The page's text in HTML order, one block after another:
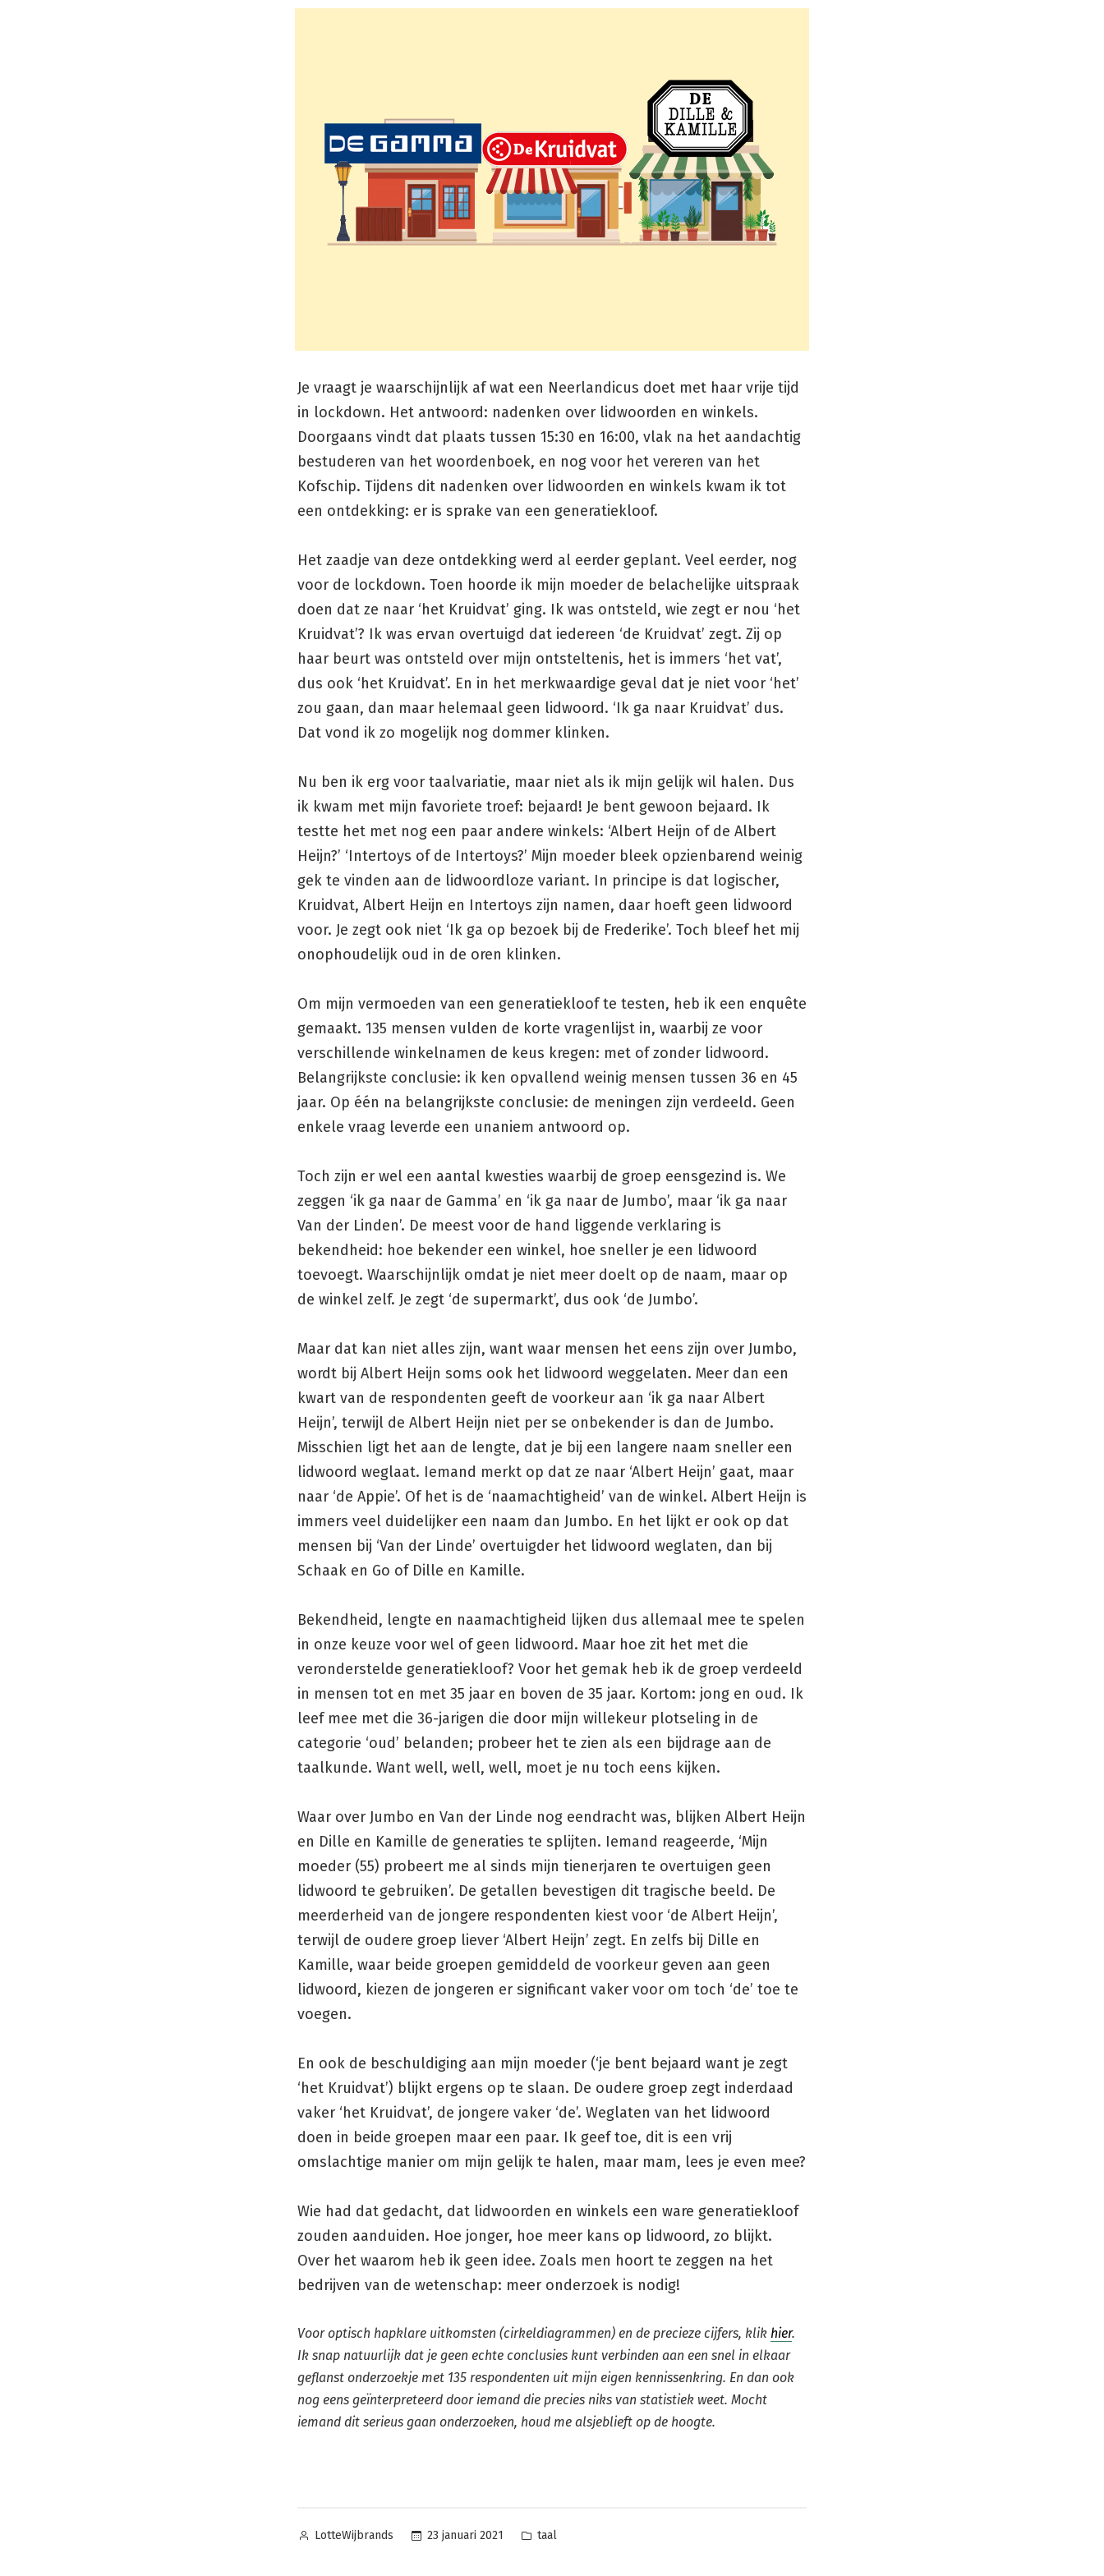
Je vraagt je waarschijnlijk af wat een Neerlandicus doet met haar vrije tijd
in lockdown. Het antwoord: nadenken over lidwoorden en winkels.
Doorgaans vindt dat plaats tussen 15:30 en 16:00, vlak na het aandachtig
bestuderen van het woordenboek, en nog voor het vereren van het
Kofschip. Tijdens dit nadenken over lidwoorden en winkels kwam ik tot
een ontdekking: er is sprake van een generatiekloof.
Het zaadje van deze ontdekking werd al eerder geplant. Veel eerder, nog
voor de lockdown. Toen hoorde ik mijn moeder de belachelijke uitspraak
doen dat ze naar ‘het Kruidvat’ ging. Ik was ontsteld, wie zegt er nou ‘het
Kruidvat’? Ik was ervan overtuigd dat iedereen ‘de Kruidvat’ zegt. Zij op
haar beurt was ontsteld over mijn ontsteltenis, het is immers ‘het vat’,
dus ook ‘het Kruidvat’. En in het merkwaardige geval dat je niet voor ‘het’
zou gaan, dan maar helemaal geen lidwoord. ‘Ik ga naar Kruidvat’ dus.
Dat vond ik zo mogelijk nog dommer klinken.
Nu ben ik erg voor taalvariatie, maar niet als ik mijn gelijk wil halen. Dus
ik kwam met mijn favoriete troef: bejaard! Je bent gewoon bejaard. Ik
testte het met nog een paar andere winkels: ‘Albert Heijn of de Albert
Heijn?’ ‘Intertoys of de Intertoys?’ Mijn moeder bleek opzienbarend weinig
gek te vinden aan de lidwoordloze variant. In principe is dat logischer,
Kruidvat, Albert Heijn en Intertoys zijn namen, daar hoeft geen lidwoord
voor. Je zegt ook niet ‘Ik ga op bezoek bij de Frederike’. Toch bleef het mij
onophoudelijk oud in de oren klinken.
Om mijn vermoeden van een generatiekloof te testen, heb ik een enquête
gemaakt. 135 mensen vulden de korte vragenlijst in, waarbij ze voor
verschillende winkelnamen de keus kregen: met of zonder lidwoord.
Belangrijkste conclusie: ik ken opvallend weinig mensen tussen 36 en 45
jaar. Op één na belangrijkste conclusie: de meningen zijn verdeeld. Geen
enkele vraag leverde een unaniem antwoord op.
Toch zijn er wel een aantal kwesties waarbij de groep eensgezind is. We
zeggen ‘ik ga naar de Gamma’ en ‘ik ga naar de Jumbo’, maar ‘ik ga naar
Van der Linden’. De meest voor de hand liggende verklaring is
bekendheid: hoe bekender een winkel, hoe sneller je een lidwoord
toevoegt. Waarschijnlijk omdat je niet meer doelt op de naam, maar op
de winkel zelf. Je zegt ‘de supermarkt’, dus ook ‘de Jumbo’.
Maar dat kan niet alles zijn, want waar mensen het eens zijn over Jumbo,
wordt bij Albert Heijn soms ook het lidwoord weggelaten. Meer dan een
kwart van de respondenten geeft de voorkeur aan ‘ik ga naar Albert
Heijn’, terwijl de Albert Heijn niet per se onbekender is dan de Jumbo.
Misschien ligt het aan de lengte, dat je bij een langere naam sneller een
lidwoord weglaat. Iemand merkt op dat ze naar ‘Albert Heijn’ gaat, maar
naar ‘de Appie’. Of het is de ‘naamachtigheid’ van de winkel. Albert Heijn is
immers veel duidelijker een naam dan Jumbo. En het lijkt er ook op dat
mensen bij ‘Van der Linde’ overtuigder het lidwoord weglaten, dan bij
Schaak en Go of Dille en Kamille.
Bekendheid, lengte en naamachtigheid lijken dus allemaal mee te spelen
in onze keuze voor wel of geen lidwoord. Maar hoe zit het met die
veronderstelde generatiekloof? Voor het gemak heb ik de groep verdeeld
in mensen tot en met 35 jaar en boven de 35 jaar. Kortom: jong en oud. Ik
leef mee met die 36-jarigen die door mijn willekeur plotseling in de
categorie ‘oud’ belanden; probeer het te zien als een bijdrage aan de
taalkunde. Want well, well, well, moet je nu toch eens kijken.
Waar over Jumbo en Van der Linde nog eendracht was, blijken Albert Heijn
en Dille en Kamille de generaties te splijten. Iemand reageerde, ‘Mijn
moeder (55) probeert me al sinds mijn tienerjaren te overtuigen geen
lidwoord te gebruiken’. De getallen bevestigen dit tragische beeld. De
meerderheid van de jongere respondenten kiest voor ‘de Albert Heijn’,
terwijl de oudere groep liever ‘Albert Heijn’ zegt. En zelfs bij Dille en
Kamille, waar beide groepen gemiddeld de voorkeur geven aan geen
lidwoord, kiezen de jongeren er significant vaker voor om toch ‘de’ toe te
voegen.
En ook de beschuldiging aan mijn moeder (‘je bent bejaard want je zegt
‘het Kruidvat’) blijkt ergens op te slaan. De oudere groep zegt inderdaad
vaker ‘het Kruidvat’, de jongere vaker ‘de’. Weglaten van het lidwoord
doen in beide groepen maar een paar. Ik geef toe, dit is een vrij
omslachtige manier om mijn gelijk te halen, maar mam, lees je even mee?
Wie had dat gedacht, dat lidwoorden en winkels een ware generatiekloof
zouden aanduiden. Hoe jonger, hoe meer kans op lidwoord, zo blijkt.
Over het waarom heb ik geen idee. Zoals men hoort te zeggen na het
bedrijven van de wetenschap: meer onderzoek is nodig!
Voor optisch hapklare uitkomsten (cirkeldiagrammen) en de precieze cijfers, klik hier.
Ik snap natuurlijk dat je geen echte conclusies kunt verbinden aan een snel in elkaar
geflanst onderzoekje met 135 respondenten uit mijn eigen kennissenkring. En dan ook
nog eens geïnterpreteerd door iemand die precies niks van statistiek weet. Mocht
iemand dit serieus gaan onderzoeken, houd me alsjeblieft op de hoogte.
Posted
LotteWijbrands 23 januari 2021
Posted
taal